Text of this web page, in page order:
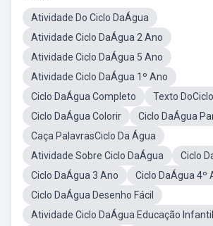
Atividade Do Ciclo DaÁgua
Atividade Ciclo DaÁgua 2 Ano
Atividade Ciclo DaÁgua 5 Ano
Atividade Ciclo DaÁgua 1º Ano
Ciclo DaÁgua Completo
Texto
Ciclo DaÁgua Colorir
Ciclo DaÁgua
Caça PalavrasCiclo Da Água
Atividade Sobre Ciclo DaÁgua
Ciclo
Ciclo DaÁgua 3 Ano
Ciclo DaÁgua 4º
Ciclo DaÁgua Desenho Fácil
Atividade Ciclo DaÁgua Educação Infantil